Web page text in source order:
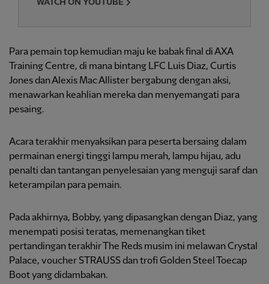
WATCH ON YOUTUBE
Para pemain top kemudian maju ke babak final di AXA
Training Centre, di mana bintang LFC Luis Diaz, Curtis
Jones dan Alexis Mac Allister bergabung dengan aksi,
menawarkan keahlian mereka dan menyemangati para
pesaing.
Acara terakhir menyaksikan para peserta bersaing dalam
permainan energi tinggi lampu merah, lampu hijau, adu
penalti dan tantangan penyelesaian yang menguji saraf dan
keterampilan para pemain.
Pada akhirnya, Bobby, yang dipasangkan dengan Diaz, yang
menempati posisi teratas, memenangkan tiket
pertandingan terakhir The Reds musim ini melawan Crystal
Palace, voucher STRAUSS dan trofi Golden Steel Toecap
Boot yang didambakan.